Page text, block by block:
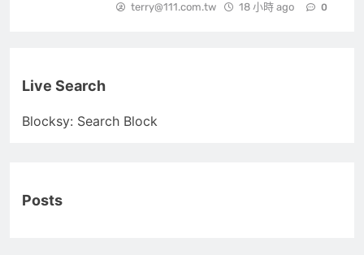
terry@111.com.tw 18 小時 ago 0
Live Search
Blocksy: Search Block
Posts